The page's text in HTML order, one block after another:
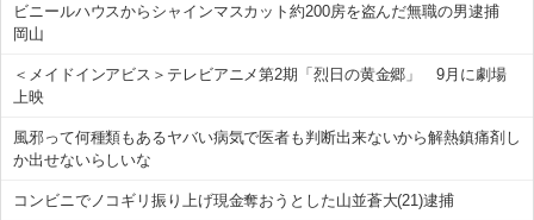
ビニールハウスからシャインマスカット約200房を盗んだ無職の男逮捕
岡山
＜メイドインアビス＞テレビアニメ第2期「烈日の黄金郷」 9月に劇場
上映
風邪って何種類もあるヤバい病気で医者も判断出来ないから解熱鎮痛剤し
か出せないらしいな
コンビニでノコギリ振り上げ現金奪おうとした山並蒼大(21)逮捕